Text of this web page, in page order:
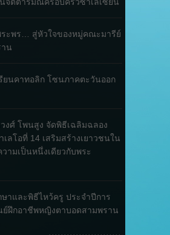
ระพร… สู่หัวใจของหมู่คณะมารีย์
น
ยนคาทอลิก โซนภาคตะวันออก
งศ์ โพนสูง จัดพิธีเฉลิมฉลอง
ลโอที่ 14 เสริมสร้างเยาวชนใน
ามเป็นหนึ่งเดียวกับพระ
าและพิธีไหว้ครู ประจำปีการ
ย์ฝึกอาชีพหญิงตาบอดสามพราน